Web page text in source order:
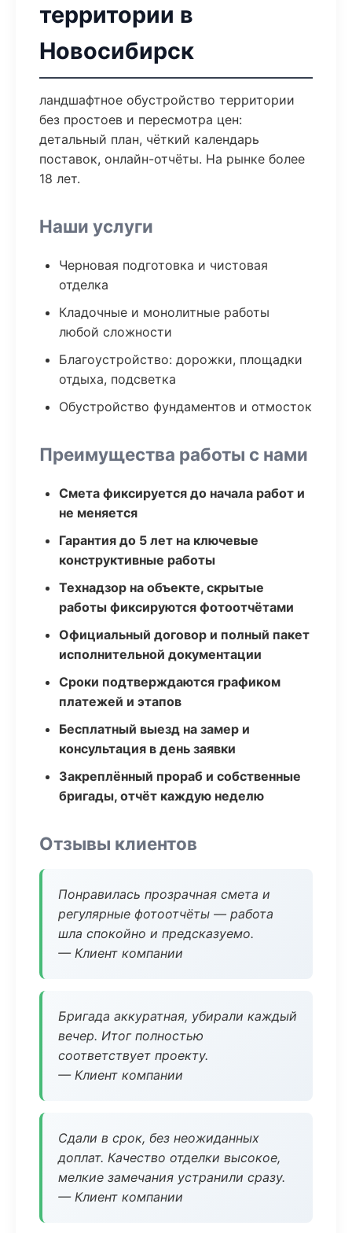
территории в
Новосибирск
ландшафтное обустройство территории
без простоев и пересмотра цен:
детальный план, чёткий календарь
поставок, онлайн-отчёты. На рынке более
18 лет.
Наши услуги
Черновая подготовка и чистовая
отделка
Кладочные и монолитные работы
любой сложности
Благоустройство: дорожки, площадки
отдыха, подсветка
Обустройство фундаментов и отмосток
Преимущества работы с нами
Смета фиксируется до начала работ и
не меняется
Гарантия до 5 лет на ключевые
конструктивные работы
Технадзор на объекте, скрытые
работы фиксируются фотоотчётами
Официальный договор и полный пакет
исполнительной документации
Сроки подтверждаются графиком
платежей и этапов
Бесплатный выезд на замер и
консультация в день заявки
Закреплённый прораб и собственные
бригады, отчёт каждую неделю
Отзывы клиентов
Понравилась прозрачная смета и
регулярные фотоотчёты — работа
шла спокойно и предсказуемо.
— Клиент компании
Бригада аккуратная, убирали каждый
вечер. Итог полностью
соответствует проекту.
— Клиент компании
Сдали в срок, без неожиданных
доплат. Качество отделки высокое,
мелкие замечания устранили сразу.
— Клиент компании